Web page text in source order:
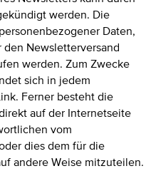
werden. Die
Daten,
Newsletterversand
werden. Zum Zwecke
sich in jedem
Ferner besteht die
auf der Internetseite
vom
dies dem für die
andere Weise mitzuteilen.